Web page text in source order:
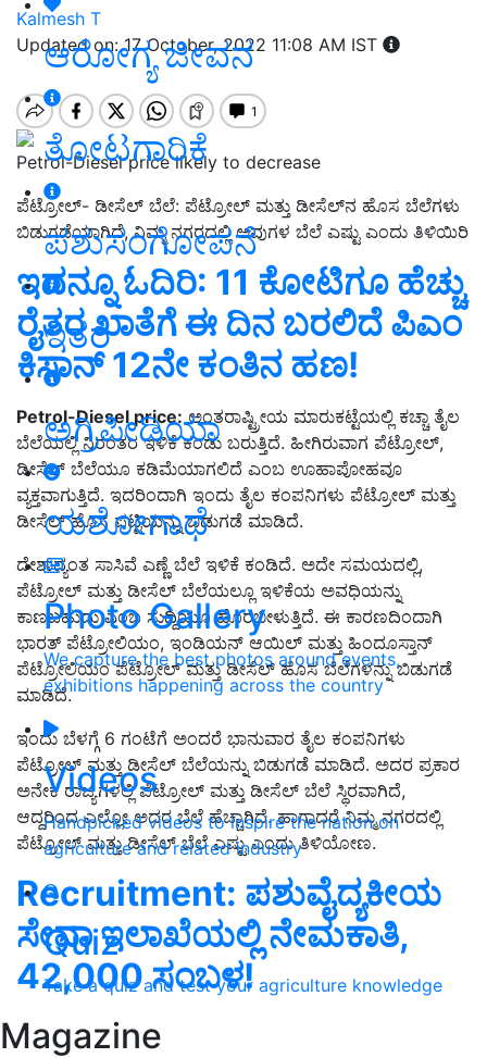
ಆರೋಗ್ಯ ಜೀವನ
ತೋಟಗಾರಿಕೆ
ಪಶುಸಂಗೋಪನೆ
ಇತರೆ
ಅಗ್ರಿಪೀಡಿಯಾ
ಯಶೋಗಾಥೆ
Photo Gallery
We capture the best photos around events,
exhibitions happening across the country
Videos
Handpicked videos to inspire the nation on
agriculture and related industry
Quiz
Take a quiz and test your agriculture knowledge
Magazine
Kalmesh T
Updated on: 17 October, 2022 11:08 AM IST
Petrol-Diesel price likely to decrease
ಪೆಟ್ರೋಲ್- ಡೀಸೆಲ್ ಬೆಲೆ: ಪೆಟ್ರೋಲ್ ಮತ್ತು ಡೀಸೆಲ್‌ನ ಹೊಸ ಬೆಲೆಗಳು
ಬಿಡುಗಡೆಯಾಗಿದೆ, ನಿಮ್ಮ ನಗರದಲ್ಲಿ ಅವುಗಳ ಬೆಲೆ ಎಷ್ಟು ಎಂದು ತಿಳಿಯಿರಿ
ಇದನ್ನೂ ಓದಿರಿ: 11 ಕೋಟಿಗೂ ಹೆಚ್ಚು
ರೈತರ ಖಾತೆಗೆ ಈ ದಿನ ಬರಲಿದೆ ಪಿಎಂ
ಕಿಸಾನ್‌ 12ನೇ ಕಂತಿನ ಹಣ!
Petrol-Diesel price:ಅಂತರಾಷ್ಟ್ರೀಯ ಮಾರುಕಟ್ಟೆಯಲ್ಲಿ ಕಚ್ಚಾ ತೈಲ
ಬೆಲೆಯಲ್ಲಿ ನಿರಂತರ ಇಳಿಕೆ ಕಂಡು ಬರುತ್ತಿದೆ. ಹೀಗಿರುವಾಗ ಪೆಟ್ರೋಲ್‌,
ಡೀಸೆಲ್‌ ಬೆಲೆಯೂ ಕಡಿಮೆಯಾಗಲಿದೆ ಎಂಬ ಊಹಾಪೋಹವೂ
ವ್ಯಕ್ತವಾಗುತ್ತಿದೆ. ಇದರಿಂದಾಗಿ ಇಂದು ತೈಲ ಕಂಪನಿಗಳು ಪೆಟ್ರೋಲ್ ಮತ್ತು
ಡೀಸೆಲ್ ಹೊಸ ಪಟ್ಟಿಯನ್ನು ಬಿಡುಗಡೆ ಮಾಡಿದೆ.
ದೇಶಾದ್ಯಂತ ಸಾಸಿವೆ ಎಣ್ಣೆ ಬೆಲೆ ಇಳಿಕೆ ಕಂಡಿದೆ. ಅದೇ ಸಮಯದಲ್ಲಿ,
ಪೆಟ್ರೋಲ್ ಮತ್ತು ಡೀಸೆಲ್ ಬೆಲೆಯಲ್ಲೂ ಇಳಿಕೆಯ ಅವಧಿಯನ್ನು
ಕಾಣಬಹುದು ಎಂಬ ಸುದ್ದಿಯೂ ಹೊರಬೀಳುತ್ತಿದೆ. ಈ ಕಾರಣದಿಂದಾಗಿ
ಭಾರತ್ ಪೆಟ್ರೋಲಿಯಂ, ಇಂಡಿಯನ್ ಆಯಿಲ್ ಮತ್ತು ಹಿಂದೂಸ್ತಾನ್
ಪೆಟ್ರೋಲಿಯಂ ಪೆಟ್ರೋಲ್ ಮತ್ತು ಡೀಸೆಲ್ ಹೊಸ ಬೆಲೆಗಳನ್ನು ಬಿಡುಗಡೆ
ಮಾಡಿದೆ.
ಇಂದು ಬೆಳಗ್ಗೆ 6 ಗಂಟೆಗೆ ಅಂದರೆ ಭಾನುವಾರ ತೈಲ ಕಂಪನಿಗಳು
ಪೆಟ್ರೋಲ್ ಮತ್ತು ಡೀಸೆಲ್ ಬೆಲೆಯನ್ನು ಬಿಡುಗಡೆ ಮಾಡಿದೆ. ಅದರ ಪ್ರಕಾರ
ಅನೇಕ ರಾಜ್ಯಗಳಲ್ಲಿ ಪೆಟ್ರೋಲ್ ಮತ್ತು ಡೀಸೆಲ್ ಬೆಲೆ ಸ್ಥಿರವಾಗಿದೆ,
ಆದ್ದರಿಂದ ಎಲ್ಲೋ ಅದರ ಬೆಲೆ ಹೆಚ್ಚಾಗಿದೆ. ಹಾಗಾದರೆ ನಿಮ್ಮ ನಗರದಲ್ಲಿ
ಪೆಟ್ರೋಲ್ ಮತ್ತು ಡೀಸೆಲ್ ಬೆಲೆ ಎಷ್ಟು ಎಂದು ತಿಳಿಯೋಣ.
Recruitment: ಪಶುವೈದ್ಯಕೀಯ
ಸೇವಾ ಇಲಾಖೆಯಲ್ಲಿ ನೇಮಕಾತಿ,
42,000 ಸಂಬಳ!